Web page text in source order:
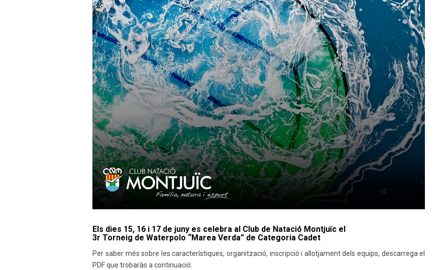
Els dies 15, 16 i 17 de juny es celebra al Club de Natació Montjuïc el
3r Torneig de Waterpolo “Marea Verda” de Categoria Cadet
Per saber més sobre les característiques, organització, inscripció i allotjament dels equips, descarrega el
PDF que trobaràs a continuació: